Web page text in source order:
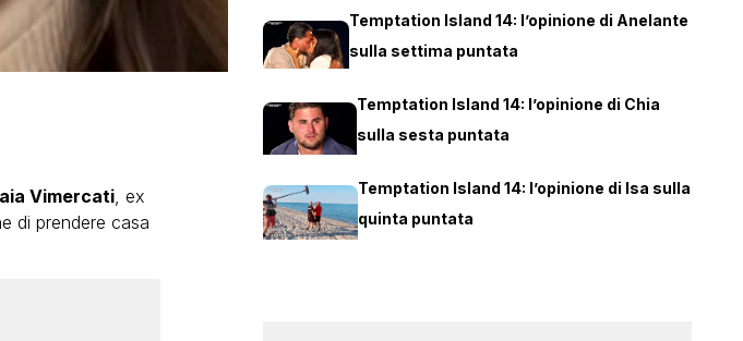
Vimercati, ex
di prendere casa
Temptation Island 14: l’opinione di Anelante
sulla settima puntata
Temptation Island 14: l’opinione di Chia
sulla sesta puntata
Temptation Island 14: l’opinione di Isa sulla
quinta puntata